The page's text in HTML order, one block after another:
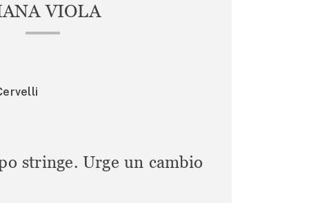
VIOLA
stringe. Urge un cambio